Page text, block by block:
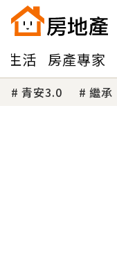
生活 房產專家
青安3.0 繼承